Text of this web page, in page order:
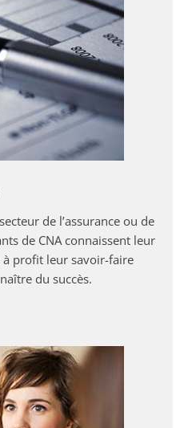
de l’assurance ou de
de CNA connaissent leur
profit leur savoir-faire
du succès.